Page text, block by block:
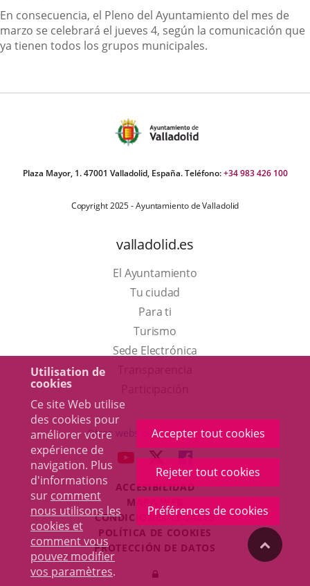
Utilisation de
cookies
Ce site Web utilise
des cookies pour
améliorer votre
expérience de
navigation. Plus
d'informations
sur comment
nous utilisons les
cookies et
comment vous
pouvez modifier
vos paramètres.
Accepter tout cookies
Rejeter tout cookies
Préférences de cookies
En consecuencia, el Pleno del Ayuntamiento del mes de
marzo se celebrará el jueves 4, según la comunicación que
ya tienen todos los grupos municipales.
Plaza Mayor, 1. 47001 Valladolid, España. Teléfono:+34 983 426 100
Copyright 2025 - Ayuntamiento de Valladolid
valladolid.es
El Ayuntamiento
Tu ciudad
Para ti
TurismoEste
enlace
una
ventana
nueva.
Sede Electrónica
externa.
Otras webs del ayuntamiento
ENLACE
UNA
APLICACIÓN
EXTERNA.
ENLACE
A
UNA
APLICACIÓN
EXTERNA.
ENLACE
A
UNA
APLICACIÓN
EXTERNA.
ACCESIBILIDAD
MAPA WEB
CONDICIONES LEGALES
POLÍTICA DE COOKIES
PROTECCIÓN DE DATOS
Iniciar
"Volver